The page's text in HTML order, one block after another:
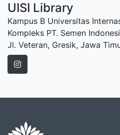
UISI Library
Kampus B Universitas
Kompleks PT. Semen
Jl. Veteran, Gresik, Jawa